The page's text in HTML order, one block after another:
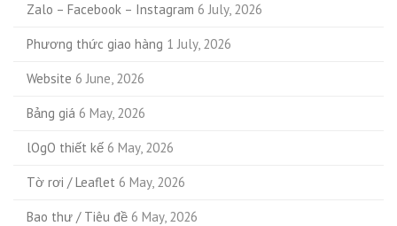
Zalo – Facebook – Instagram 6 July, 2026
Phương thức giao hàng 1 July, 2026
Website 6 June, 2026
Bảng giá 6 May, 2026
lOgO thiết kế 6 May, 2026
Tờ rơi / Leaflet 6 May, 2026
Bao thư / Tiêu đề 6 May, 2026